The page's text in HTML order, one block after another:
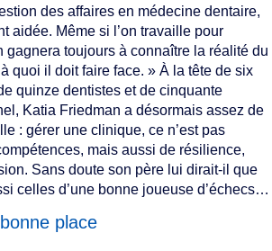
des affaires en médecine dentaire,
aidée. Même si l’on travaille pour
gagnera toujours à connaître la réalité du
quoi il doit faire face. » À la tête de six
quinze dentistes et de cinquante
Katia Friedman a désormais assez de
: gérer une clinique, ce n’est pas
mais aussi de résilience,
Sans doute son père lui dirait-il que
celles d’une bonne joueuse d’échecs…
place